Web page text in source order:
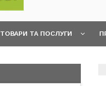
ТОВАРИ ТА ПОСЛУГИ